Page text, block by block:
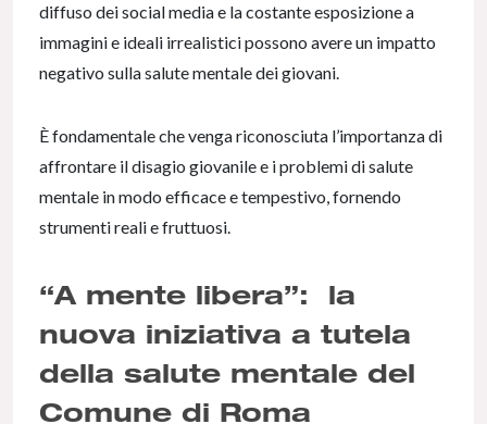
diffuso dei social media e la costante esposizione a
immagini e ideali irrealistici possono avere un impatto
negativo sulla salute mentale dei giovani.
È fondamentale che venga riconosciuta l’importanza di
affrontare il disagio giovanile e i problemi di salute
mentale in modo efficace e tempestivo, fornendo
strumenti reali e fruttuosi.
“A mente libera”: la
nuova iniziativa a tutela
della salute mentale del
Comune di Roma